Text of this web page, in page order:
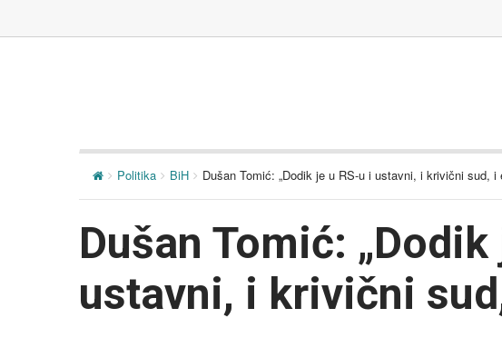
Politika BiH Dušan Tomić: „Dodik je u RS-u i ustavni, i krivični sud, i
Dušan Tomić:
ustavni, i krivični